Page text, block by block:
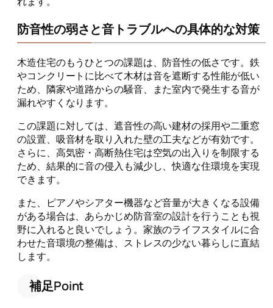
防音性の弱さと音トラブルへの具体的な対策
木造住宅のもうひとつの課題は、防音性の低さです。鉄
やコンクリートに比べて木材は音を遮断する性能が低い
ため、隣家や道路からの騒音、また室内で発生する音が
漏れやすくなります。
この課題に対しては、遮音性の高い建材の採用や二重窓
の設置、吸音材を取り入れた壁の工夫などが有効です。
さらに、高気密・高断熱住宅は空気の出入りを制限する
ため、結果的に音の侵入も減少し、快適な住環境を実現
できます。
また、ピアノやシアター機器など音量が大きくなる設備
がある場合は、あらかじめ防音室の設計を行うことも視
野に入れると良いでしょう。家族のライフスタイルに合
わせた音環境の整備は、ストレスの少ない暮らしに直結
します。
補足Point